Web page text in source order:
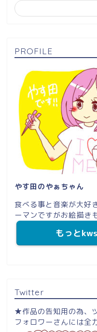
PROFILE
やす田のやぁちゃん
食べる事と音楽が大好
ーマンですがお絵描き
もっと
Twitter
★作品の告知用の為、
フォロワーさんには全